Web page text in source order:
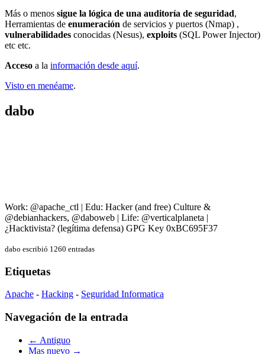
Más o menos sigue la lógica de una auditoría de seguridad,
Herramientas de enumeración de servicios y puertos (Nmap) ,
vulnerabilidades conocidas (Nesus), exploits (SQL Power Injector)
etc etc.
Acceso a la información desde aquí.
Visto en menéame.
dabo
Work: @apache_ctl | Edu: Hacker (and free) Culture &
@debianhackers, @daboweb | Life: @verticalplaneta |
¿Hacktivista? (legítima defensa) GPG Key 0xBC695F37
dabo escribió 1260 entradas
Etiquetas
Apache - Hacking - Seguridad Informatica
Navegación de la entrada
← Antiguo
Mas nuevo →